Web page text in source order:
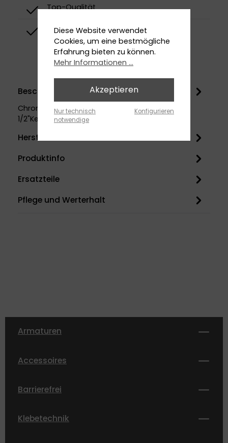
Top-Qualität
Top-Design
Beschreibung
ChromUnterputzmit Unterputz-Einbaukörper
1/2"Keramik-KartuscheUmstellung
Herstellerinformation
Produktinfo
Ersatzteile
Pflege und Werterhalt
Armaturen
Accessoires
Barrierefrei
Klebetechnik
Diese Website verwendet
Cookies, um eine bestmögliche
Erfahrung bieten zu können.
Mehr Informationen ...
Akzeptieren
Nur technisch
notwendige
Konfigurieren